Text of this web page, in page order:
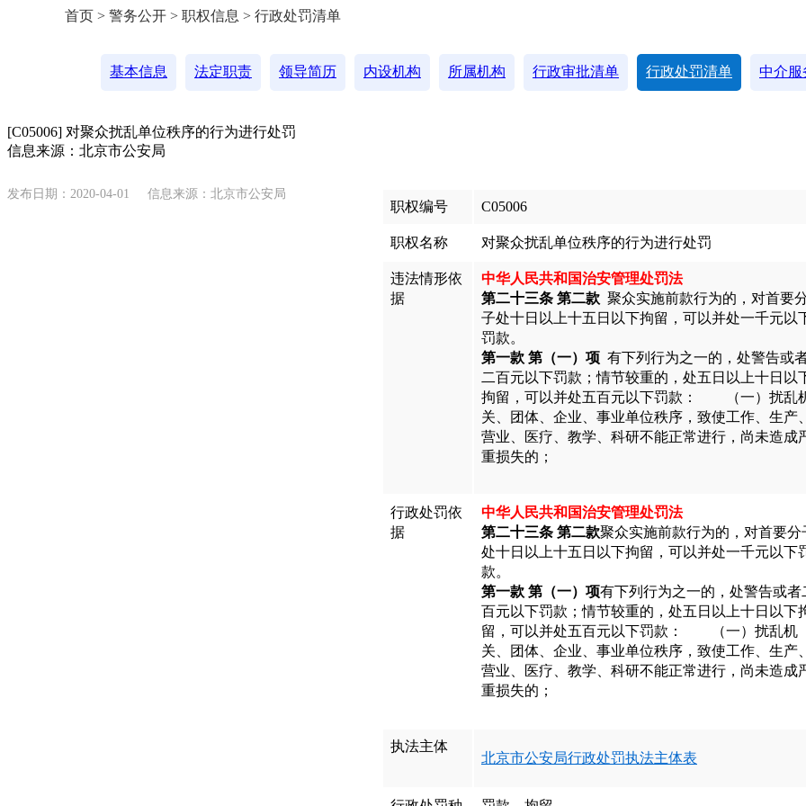
首页 > 警务公开 > 职权信息 > 行政处罚清单
基本信息 法定职责 领导简历 内设机构 所属机构 行政审批清单 行政处罚清单 中介服
[C05006] 对聚众扰乱单位秩序的行为进行处罚
信息来源：北京市公安局
发布日期：2020-04-01 信息来源：北京市公安局
职权编号 C05006
职权名称 对聚众扰乱单位秩序的行为进行处罚
违法情形依
据
中华人民共和国治安管理处罚法
第二十三条 第二款 聚众实施前款行为的，对首要
子处十日以上十五日以下拘留，可以并处一千元以
罚款。
第一款 第（一）项 有下列行为之一的，处警告或
二百元以下罚款；情节较重的，处五日以上十日以
拘留，可以并处五百元以下罚款： （一）扰乱
关、团体、企业、事业单位秩序，致使工作、生产、
营业、医疗、教学、科研不能正常进行，尚未造成
重损失的；
行政处罚依
据
中华人民共和国治安管理处罚法
第二十三条 第二款聚众实施前款行为的，对首要分
处十日以上十五日以下拘留，可以并处一千元以下
款。
第一款 第（一）项有下列行为之一的，处警告或者
百元以下罚款；情节较重的，处五日以上十日以下
留，可以并处五百元以下罚款： （一）扰乱机
关、团体、企业、事业单位秩序，致使工作、生产、
营业、医疗、教学、科研不能正常进行，尚未造成
重损失的；
执法主体
北京市公安局行政处罚执法主体表